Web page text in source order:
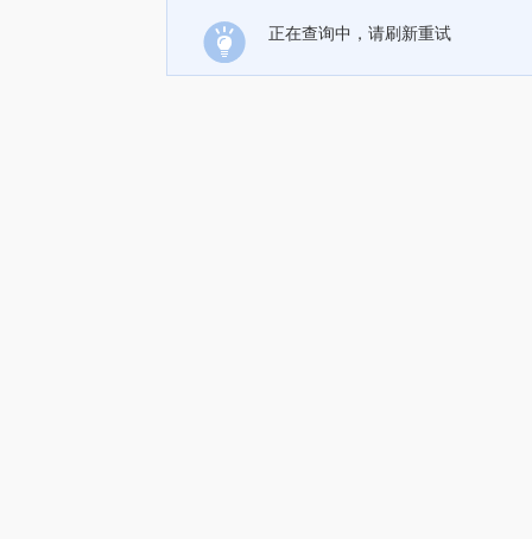
正在查询中，请刷新重试